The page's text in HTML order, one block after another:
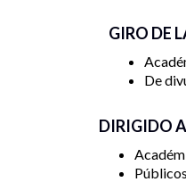
GIRO DE
De
DIRIGIDO